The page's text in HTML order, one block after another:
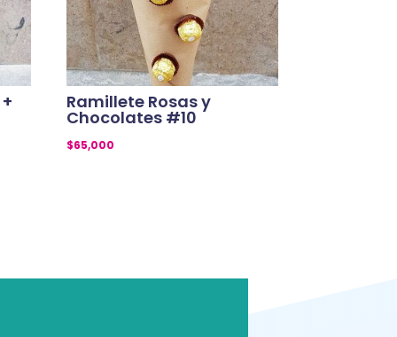
Ramillete Rosas y
Chocolates #10
$65,000